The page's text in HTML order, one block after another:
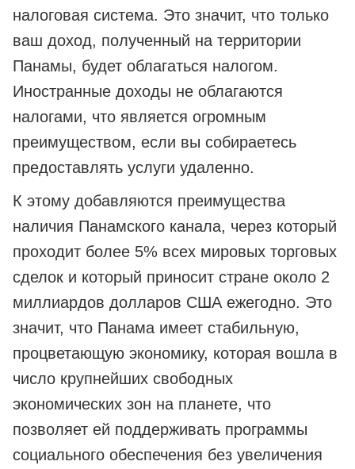
налоговая система. Это значит, что только
ваш доход, полученный на территории
Панамы, будет облагаться налогом.
Иностранные доходы не облагаются
налогами, что является огромным
преимуществом, если вы собираетесь
предоставлять услуги удаленно.
К этому добавляются преимущества
наличия Панамского канала, через который
проходит более 5% всех мировых торговых
сделок и который приносит стране около 2
миллиардов долларов США ежегодно. Это
значит, что Панама имеет стабильную,
процветающую экономику, которая вошла в
число крупнейших свободных
экономических зон на планете, что
позволяет ей поддерживать программы
социального обеспечения без увеличения